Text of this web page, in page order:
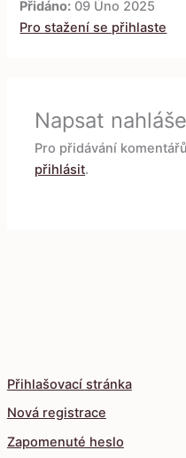
Přihlašovací stránka
Nová registrace
Zapomenuté heslo
Přidáno: 09 Úno 2025
Pro stažení se přihlaste
Napsat
Pro přidávání
přihlásit.